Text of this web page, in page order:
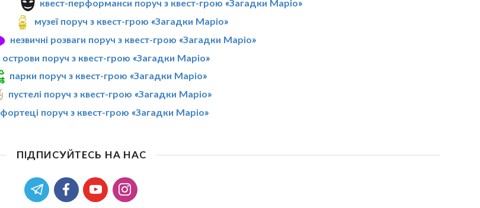
квест-перформанси поруч з квест-грою «Загадки Маріо»
музеї поруч з квест-грою «Загадки Маріо»
незвичні розваги поруч з квест-грою «Загадки Маріо»
острови поруч з квест-грою «Загадки Маріо»
парки поруч з квест-грою «Загадки Маріо»
пустелі поруч з квест-грою «Загадки Маріо»
фортеці поруч з квест-грою «Загадки Маріо»
ПІДПИСУЙТЕСЬ НА НАС